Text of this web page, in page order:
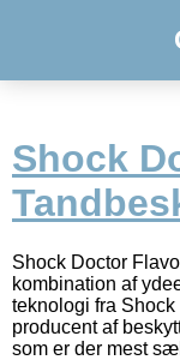
Shock
Shock Doctor
kombination af
teknologi fra
producent af
som er der mest